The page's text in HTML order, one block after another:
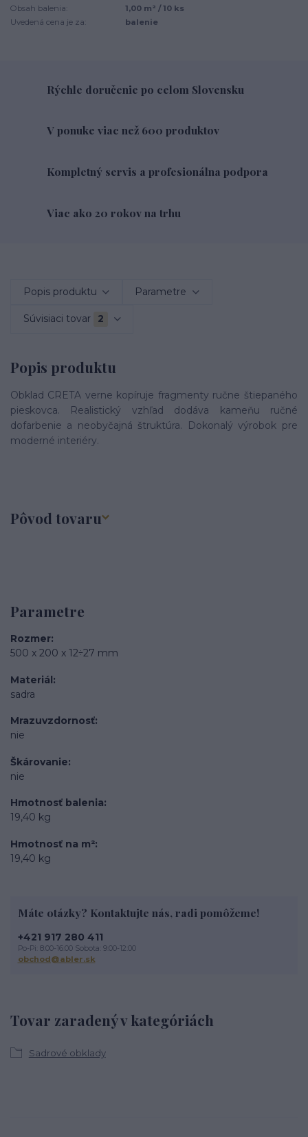
Obsah balenia:
1,00 m² / 10 ks
Uvedená cena je za:
balenie
Rýchle doručenie po celom Slovensku
V ponuke viac než 600 produktov
Kompletný servis a profesionálna podpora
Viac ako 20 rokov na trhu
Popis produktu Parametre
Súvisiaci tovar 2
Popis produktu
Obklad CRETA verne kopíruje fragmenty ručne štiepaného
pieskovca. Realistický vzhľad dodáva kameňu ručné
dofarbenie a neobyčajná štruktúra. Dokonalý výrobok pre
moderné interiéry.
Pôvod tovaru
Parametre
Rozmer
500 x 200 x 12÷27 mm
Materiál
sadra
Mrazuvzdornosť
nie
Škárovanie
nie
Hmotnosť balenia
19,40 kg
Hmotnosť na m²
19,40 kg
Tovar zaradený v kategóriách
Sadrové obklady
Máte otázky? Kontaktujte nás, radi pomôžeme!
+421 917 280 411
Po-Pi: 8:00-16:00 Sobota: 9:00-12:00
obchod@abler.sk